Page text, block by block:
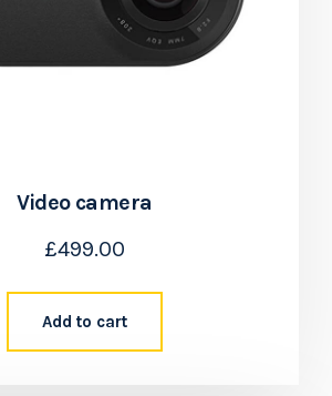
Video camera
£499.00
Add to cart